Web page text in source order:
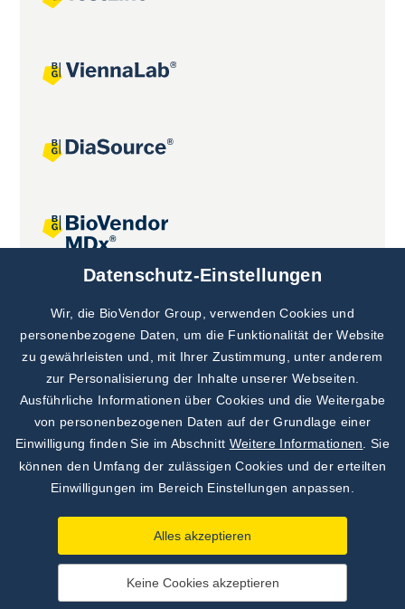
Datenschutz-Einstellungen
Wir, die BioVendor Group, verwenden Cookies und
personenbezogene Daten, um die Funktionalität der Website
zu gewährleisten und, mit Ihrer Zustimmung, unter anderem
zur Personalisierung der Inhalte unserer Webseiten.
Ausführliche Informationen über Cookies und die Weitergabe
von personenbezogenen Daten auf der Grundlage einer
Einwilligung finden Sie im Abschnitt Weitere Informationen . Sie
können den Umfang der zulässigen Cookies und der erteilten
Einwilligungen im Bereich Einstellungen anpassen.
Alles akzeptieren
Keine Cookies akzeptieren